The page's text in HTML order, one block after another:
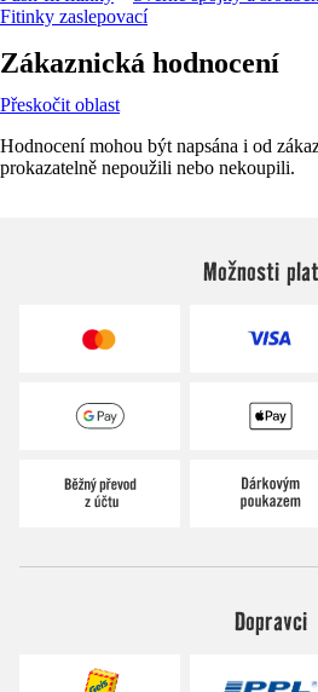
Fitinky zaslepovací
Zákaznická hodnocení
Přeskočit oblast
Hodnocení mohou být napsána i od
prokazatelně nepoužili nebo nekoupili.
Možnosti
Dopravci